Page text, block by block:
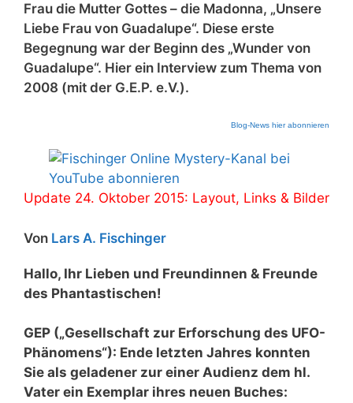
Frau die Mutter Gottes – die Madonna, „Unsere
Liebe Frau von Guadalupe“. Diese erste
Begegnung war der Beginn des „Wunder von
Guadalupe“. Hier ein Interview zum Thema von
2008 (mit der G.E.P. e.V.).
Blog-News hier abonnieren
Update 24. Oktober 2015: Layout, Links & Bilder
Von Lars A. Fischinger
Hallo, Ihr Lieben und Freundinnen & Freunde
des Phantastischen!
GEP („Gesellschaft zur Erforschung des UFO-
Phänomens“): Ende letzten Jahres konnten
Sie als geladener zur einer Audienz dem hl.
Vater ein Exemplar ihres neuen Buches: